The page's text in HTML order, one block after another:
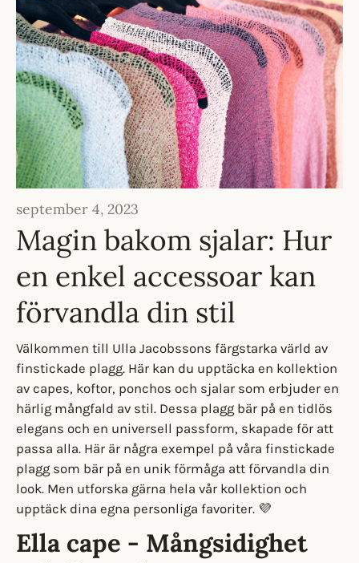
september 4, 2023
Magin bakom sjalar: Hur
en enkel accessoar kan
förvandla din stil
Välkommen till Ulla Jacobssons färgstarka värld av
finstickade plagg. Här kan du upptäcka en kollektion
av capes, koftor, ponchos och sjalar som erbjuder en
härlig mångfald av stil. Dessa plagg bär på en tidlös
elegans och en universell passform, skapade för att
passa alla. Här är några exempel på våra finstickade
plagg som bär på en unik förmåga att förvandla din
look. Men utforska gärna hela vår kollektion och
upptäck dina egna personliga favoriter. 💜
Ella cape - Mångsidighet